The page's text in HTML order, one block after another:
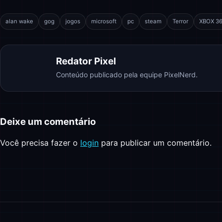
alan wake gog jogos microsoft pc steam Terror XBOX
Redator Pixel
Conteúdo publicado pela equipe PixelNerd.
Deixe um comentário
Você precisa fazer o login para publicar um comentário.